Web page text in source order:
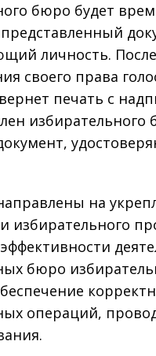
бюро будет
личность. После
своего права
печать с
избирательного
на
избирательного
бюро
операций,